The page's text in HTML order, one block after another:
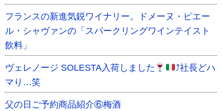
フランスの新進気鋭ワイナリー。ドメーヌ・ピエー
ル・シャヴァンの「スパークリングワインテイスト
飲料」
ヴェレノージ SOLESTA入荷しました
⤴︎社長どハ
マり…笑
父の日ご予約商品紹介⑥梅酒